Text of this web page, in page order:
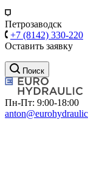
Петрозаводск
+7 (8142) 330-220
Оставить заявку
Поиск
Пн-Пт: 9:00-18:00